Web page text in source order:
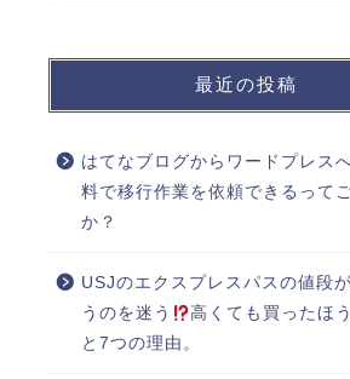
最近の投稿
はてなブログからワードプレス
料で移行作業を依頼できるって
か？
USJのエクスプレスパスの値段
うのを迷う
高くても買ったほ
と7つの理由。